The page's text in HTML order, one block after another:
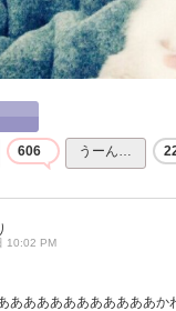
606 うーん…
10:02 PM
あああああああああああか